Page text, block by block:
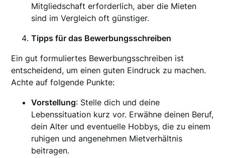
Mitgliedschaft erforderlich, aber die Mieten
sind im Vergleich oft günstiger.
Tipps für das Bewerbungsschreiben
Ein gut formuliertes Bewerbungsschreiben ist
entscheidend, um einen guten Eindruck zu machen.
Achte auf folgende Punkte:
Vorstellung: Stelle dich und deine
Lebenssituation kurz vor. Erwähne deinen Beruf,
dein Alter und eventuelle Hobbys, die zu einem
ruhigen und angenehmen Mietverhältnis
beitragen.